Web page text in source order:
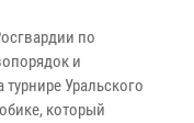
по
и
Уральского
который